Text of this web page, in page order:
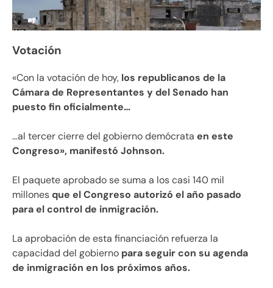
Votación
«Con la votación de hoy, los republicanos de la
Cámara de Representantes y del Senado han
puesto fin oficialmente…
…al tercer cierre del gobierno demócrata en este
Congreso», manifestó Johnson.
El paquete aprobado se suma a los casi 140 mil
millonesque el Congreso autorizó el año pasado
para el control de inmigración.
La aprobación de esta financiación refuerza la
capacidad del gobierno para seguir con su agenda
de inmigración en los próximos años.